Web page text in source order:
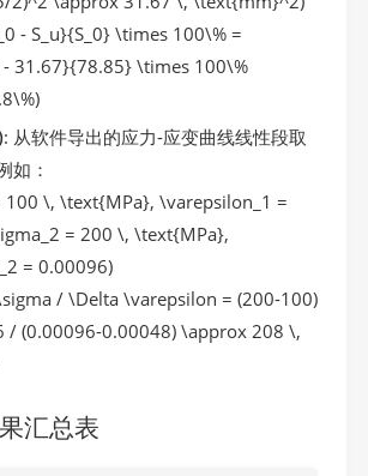
- S_u}{S_0} \times 100\% =
31.67}{78.85} \times 100\%
: 从软件导出的应力-应变曲线线性段取
如：
100 \, \text{MPa}, \varepsilon_1 =
= 200 \, \text{MPa},
= 0.00096)
/ \Delta \varepsilon = (200-100)
/ (0.00096-0.00048) \approx 208 \,
汇总表